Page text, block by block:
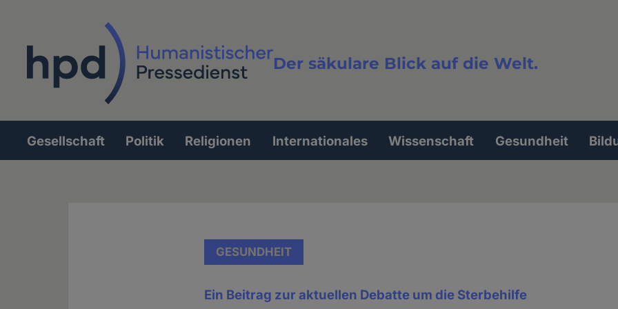
Der säkulare Blick auf die Welt.
Volltextsuche
Hauptnavigation
Gesellschaft Politik Religionen Internationales Wissenschaft Gesundheit
GESUNDHEIT
Ein Beitrag zur aktuellen Debatte um die Sterbehilfe